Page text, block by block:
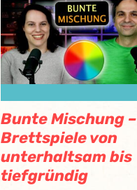
Bunte Mischung –
Brettspiele von
unterhaltsam bis
tiefgründig